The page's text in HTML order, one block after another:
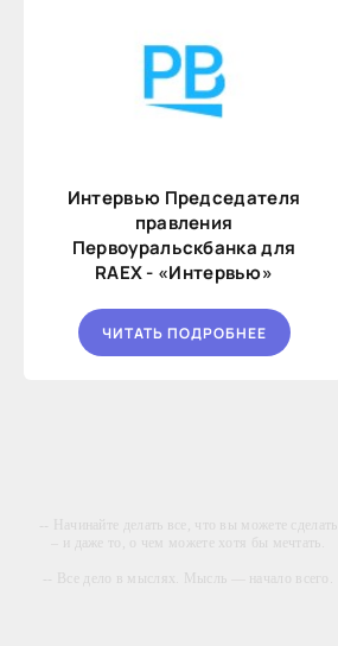
Интервью Председателя
правления
Первоуральскбанка для
RAEX - «Интервью»
ЧИТАТЬ ПОДРОБНЕЕ
-- Начинайте делать все, что вы можете сделать
– и даже то, о чем можете хотя бы мечтать.
-- Все дело в мыслях. Мысль — начало всего.